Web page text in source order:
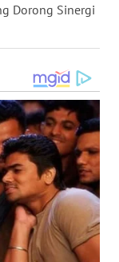
Dorong Sinergi